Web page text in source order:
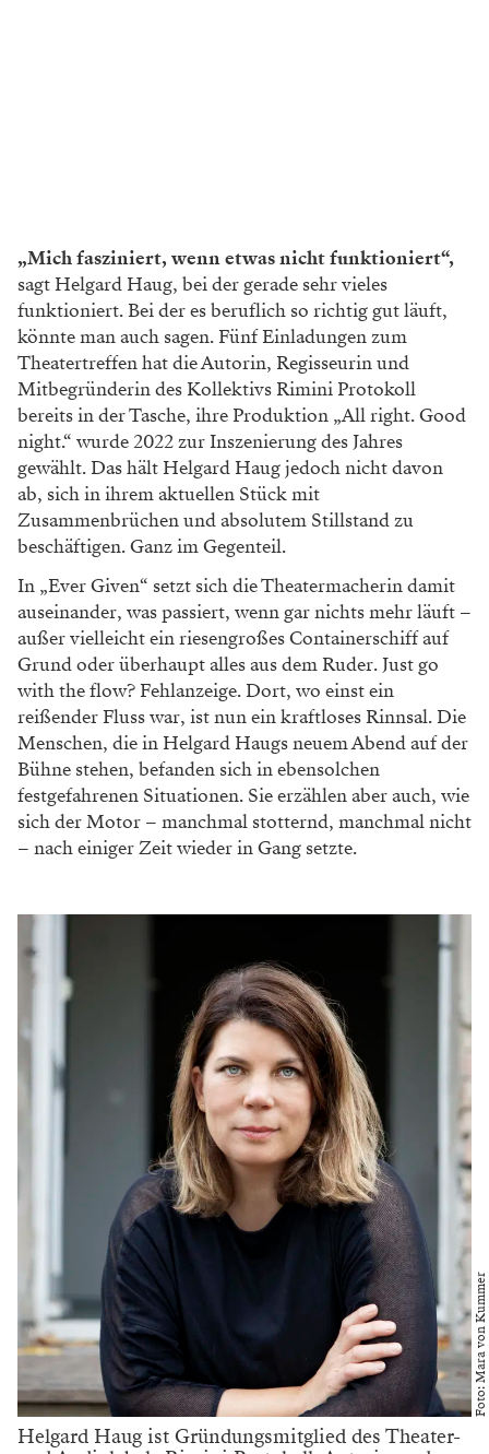
„Mich fasziniert, wenn etwas nicht funktioniert“,
sagt Helgard Haug, bei der gerade sehr vieles
funktioniert. Bei der es beruflich so richtig gut läuft,
könnte man auch sagen. Fünf Einladungen zum
Theatertreffen hat die Autorin, Regisseurin und
Mitbegründerin des Kollektivs Rimini Protokoll
bereits in der Tasche, ihre Produktion „All right. Good
night.“ wurde 2022 zur Inszenierung des Jahres
gewählt. Das hält Helgard Haug jedoch nicht davon
ab, sich in ihrem aktuellen Stück mit
Zusammenbrüchen und absolutem Stillstand zu
beschäftigen. Ganz im Gegenteil.
In „Ever Given“ setzt sich die Theatermacherin damit
auseinander, was passiert, wenn gar nichts mehr läuft –
außer vielleicht ein riesengroßes Containerschiff auf
Grund oder überhaupt alles aus dem Ruder. Just go
with the flow? Fehlanzeige. Dort, wo einst ein
reißender Fluss war, ist nun ein kraftloses Rinnsal. Die
Menschen, die in Helgard Haugs neuem Abend auf der
Bühne stehen, befanden sich in ebensolchen
festgefahrenen Situationen. Sie erzählen aber auch, wie
sich der Motor – manchmal stotternd, manchmal nicht
– nach einiger Zeit wieder in Gang setzte.
Foto: Mara von Kummer
Helgard Haug ist Gründungsmitglied des Theater-